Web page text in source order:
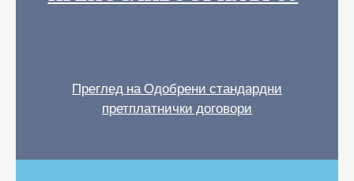
Преглед на Одобрени стандардни
претплатнички договори